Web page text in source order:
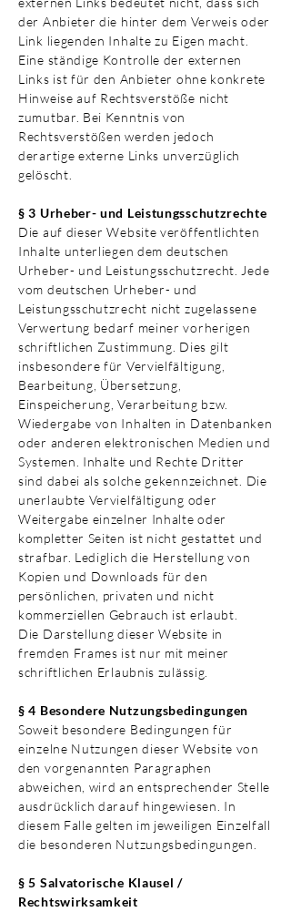
der Anbieter die hinter dem Verweis oder
Link liegenden Inhalte zu Eigen macht.
Eine ständige Kontrolle der externen
Links ist für den Anbieter ohne konkrete
Hinweise auf Rechtsverstöße nicht
zumutbar. Bei Kenntnis von
Rechtsverstößen werden jedoch
derartige externe Links unverzüglich
gelöscht.
§ 3 Urheber- und Leistungsschutzrechte
Die auf dieser Website veröffentlichten
Inhalte unterliegen dem deutschen
Urheber- und Leistungsschutzrecht. Jede
vom deutschen Urheber- und
Leistungsschutzrecht nicht zugelassene
Verwertung bedarf meiner vorherigen
schriftlichen Zustimmung. Dies gilt
insbesondere für Vervielfältigung,
Bearbeitung, Übersetzung,
Einspeicherung, Verarbeitung bzw.
Wiedergabe von Inhalten in Datenbanken
oder anderen elektronischen Medien und
Systemen. Inhalte und Rechte Dritter
sind dabei als solche gekennzeichnet. Die
unerlaubte Vervielfältigung oder
Weitergabe einzelner Inhalte oder
kompletter Seiten ist nicht gestattet und
strafbar. Lediglich die Herstellung von
Kopien und Downloads für den
persönlichen, privaten und nicht
kommerziellen Gebrauch ist erlaubt.
Die Darstellung dieser Website in
fremden Frames ist nur mit meiner
schriftlichen Erlaubnis zulässig.
§ 4 Besondere Nutzungsbedingungen
Soweit besondere Bedingungen für
einzelne Nutzungen dieser Website von
den vorgenannten Paragraphen
abweichen, wird an entsprechender Stelle
ausdrücklich darauf hingewiesen. In
diesem Falle gelten im jeweiligen Einzelfall
die besonderen Nutzungsbedingungen.
§ 5 Salvatorische Klausel /
Rechtswirksamkeit